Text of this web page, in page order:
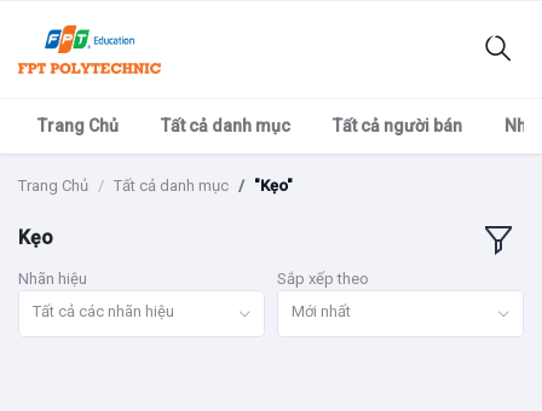
Trang Chủ Tất cả danh mục Tất cả người bán
Trang Chủ Tất cả danh mục "Kẹo"
Kẹo
Nhãn hiệu
Tất cả các nhãn hiệu
Sắp xếp theo
Mới nhất